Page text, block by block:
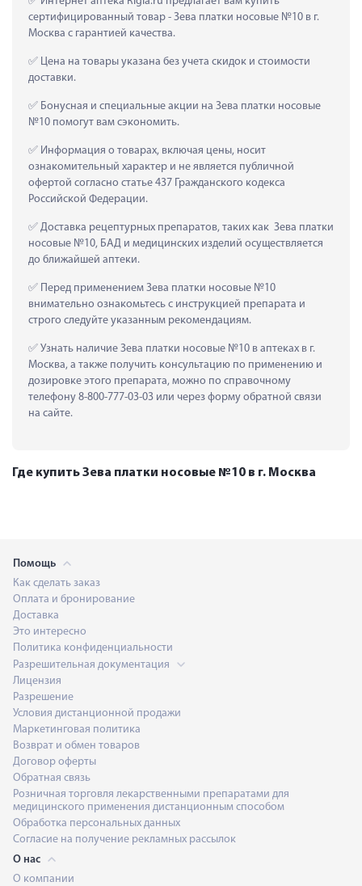
сертифицированный товар - Зева платки носовые №10 в г.
Москва с гарантией качества.
Цена на товары указана без учета скидок и стоимости
доставки.
Бонусная и специальные акции на Зева платки носовые
№10 помогут вам сэкономить.
Информация о товарах, включая цены, носит
ознакомительный характер и не является публичной
офертой согласно статье 437 Гражданского кодекса
Российской Федерации.
Доставка рецептурных препаратов, таких как  Зева платки
носовые №10, БАД и медицинских изделий осуществляется
до ближайшей аптеки.
Перед применением Зева платки носовые №10
внимательно ознакомьтесь с инструкцией препарата и
строго следуйте указанным рекомендациям.
Узнать наличие Зева платки носовые №10 в аптеках в г.
Москва, а также получить консультацию по применению и
дозировке этого препарата, можно по справочному
телефону 8-800-777-03-03 или через форму обратной связи
на сайте.
Где купить Зева платки носовые №10 в г. Москва
Помощь
Как сделать заказ
Оплата и бронирование
Доставка
Это интересно
Политика конфиденциальности
Разрешительная документация
Лицензия
Разрешение
Условия дистанционной продажи
Маркетинговая политика
Возврат и обмен товаров
Договор оферты
Обратная связь
Розничная торговля лекарственными препаратами для
медицинского применения дистанционным способом
Обработка персональных данных
Согласие на получение рекламных рассылок
О нас
О компании